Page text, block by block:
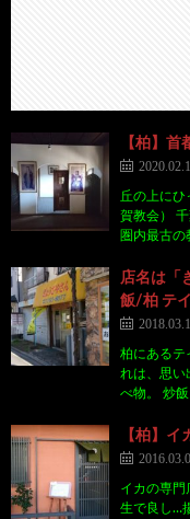
【柏】
丘の上に
賀教会）
圏内最古
店名は「
飯/柏 テ
柏にあるテ
れは、思い
べ物。 炒
【柏】イ
イカの専
生で良し…